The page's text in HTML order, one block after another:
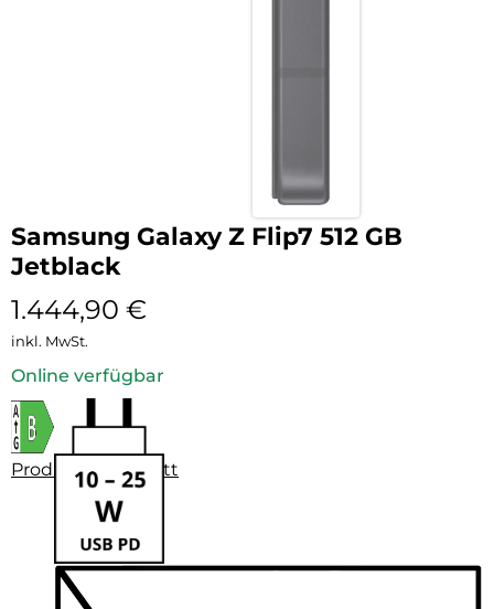
Samsung Galaxy Z Flip7 512 GB
Jetblack
1.444,90 €
inkl. MwSt.
Online verfügbar
Produktdatenblatt